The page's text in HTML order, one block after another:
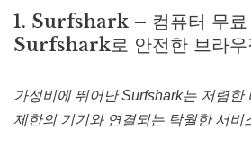
1. Surfshark – 컴퓨터 무료
Surfshark로 안전한 브라우
가성비에 뛰어난 Surfshark는 저렴한
제한의 기기와 연결되는 탁월한 서비